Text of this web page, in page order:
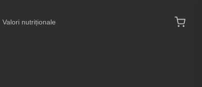
Valori nutriționale